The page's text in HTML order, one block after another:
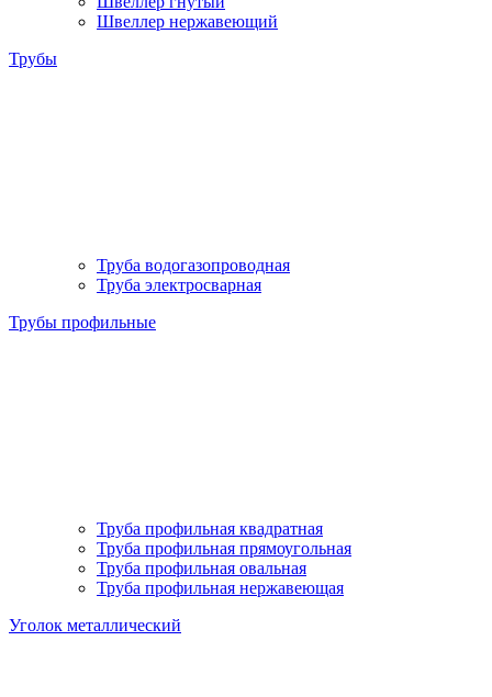
Швеллер нержавеющий
Трубы
Труба водогазопроводная
Труба электросварная
Трубы профильные
Труба профильная квадратная
Труба профильная прямоугольная
Труба профильная овальная
Труба профильная нержавеющая
Уголок металлический